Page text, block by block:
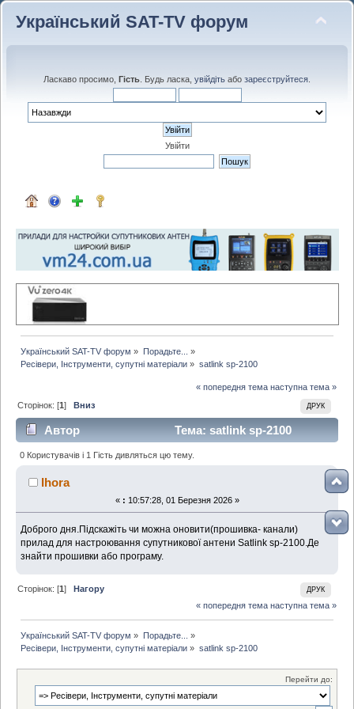
Український SAT-TV форум
Ласкаво просимо, Гість . Будь ласка, увійдіть або зареєструйтеся
Увійти
Український SAT-TV форум » Порадьте...
»
Ресівери, Інструменти, супутні матеріали » satlink sp-2100
« попередня тема наступна тема »
ДРУК
Сторінок: [1]Вниз
Автор
Тема: satlink sp-2100
(Прочитано 2369 раз)
0 Користувачів і 1 Гість дивляться цю тему.
Ihora
« : 10:57:28, 01 Березня 2026 »
Доброго дня.Підскажіть чи можна оновити(прошивка- канали)
прилад для настроювання супутникової антени Satlink sp-2100.Де
знайти прошивки або програму.
ДРУК
Сторінок: [1]Нагору
« попередня тема наступна тема »
Український SAT-TV форум » Порадьте...
»
Ресівери, Інструменти, супутні матеріали » satlink sp-2100
Перейти до: